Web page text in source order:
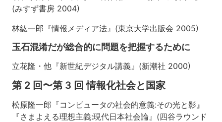
回
情
報
化
会
国
(みすず書房 2004)
林紘一郎『情報メディア法』(東京大学出版会 2005)
玉石混淆だが総合的に問題を把握するために
立花隆・他『新世紀デジタル講義』(新潮社 2000)
第 2 回〜第 3 回 情報化社会と国家
松原隆一郎『コンピュータの社会的意義:その光と影』
『さまよえる理想主義:現代日本社会論』(四谷ラウンド